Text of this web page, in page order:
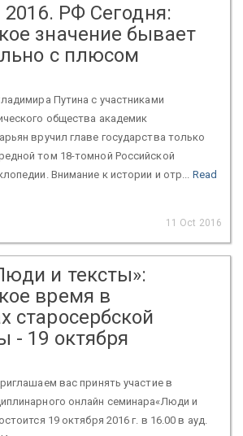
2016. РФ Сегодня:
значение бывает
с плюсом
Путина с участниками
общества академик
вручил главе государства только
том 18-томной Российской
Внимание к истории и отр... Read
11 Oct 2016
и тексты»:
время в
старосербской
- 19 октября
вас принять участие в
онлайн семинара«Люди и
19 октября 2016 г. в 16.00 в ауд.